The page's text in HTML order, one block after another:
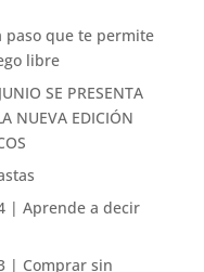
paso que te permite
libre
SE PRESENTA
NUEVA EDICIÓN
| Aprende a decir
| Comprar sin